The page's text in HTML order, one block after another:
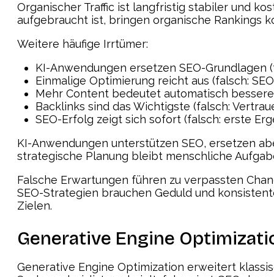
Organischer Traffic ist langfristig stabiler und
aufgebraucht ist, bringen organische Rankings
Weitere häufige Irrtümer:
KI-Anwendungen ersetzen SEO-Grundlagen
Einmalige Optimierung reicht aus (falsch:
Mehr Content bedeutet automatisch
Backlinks sind das Wichtigste (falsch:
SEO-Erfolg zeigt sich sofort (falsch: erste
KI-Anwendungen unterstützen SEO, ersetzen
strategische Planung bleibt menschliche
Falsche Erwartungen führen zu verpassten
SEO-Strategien brauchen Geduld und
Zielen.
Generative Engine
Generative Engine Optimization erweitert